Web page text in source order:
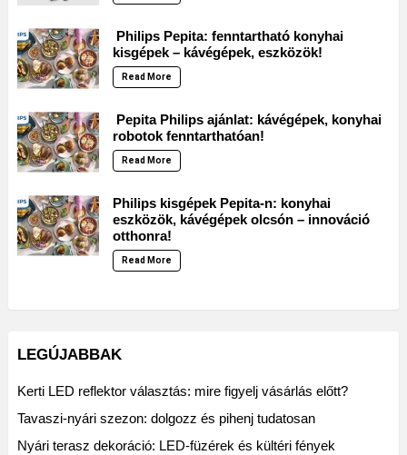
Philips Pepita: fenntartható konyhai
kisgépek – kávégépek, eszközök!
Read More
Pepita Philips ajánlat: kávégépek, konyhai
robotok fenntarthatóan!
Read More
Philips kisgépek Pepita-n: konyhai
eszközök, kávégépek olcsón – innováció
otthonra!
Read More
LEGÚJABBAK
Kerti LED reflektor választás: mire figyelj vásárlás előtt?
Tavaszi-nyári szezon: dolgozz és pihenj tudatosan
Nyári terasz dekoráció: LED-füzérek és kültéri fények